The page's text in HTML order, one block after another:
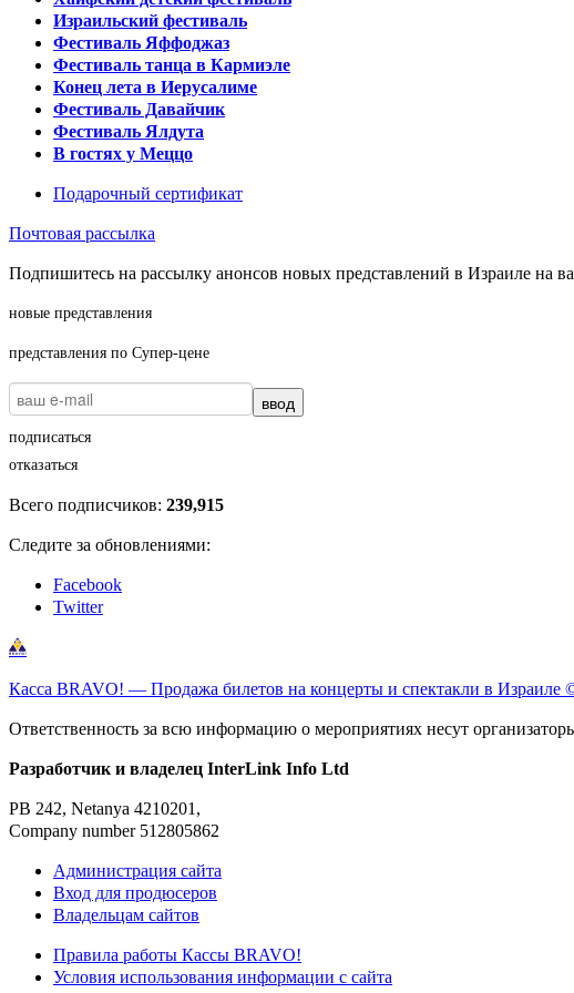
Израильский фестиваль
Фестиваль Яффоджаз
Фестиваль танца в Кармиэле
Конец лета в Иерусалиме
Фестиваль Давайчик
Фестиваль Ялдута
В гостях у Меццо
Подарочный сертификат
Почтовая рассылка
Подпишитесь на рассылку анонсов новых представлений в Израиле на
новые представления
представления по Супер-цене
ввод
подписаться
отказаться
Всего подписчиков: 239,915
Следите за обновлениями:
Facebook
Twitter
Касса BRAVO! — Продажа билетов на концерты и спектакли в Израиле
Ответственность за всю информацию о мероприятиях несут
Разработчик и владелец InterLink Info Ltd
PB 242, Netanya 4210201,
Company number 512805862
Администрация сайта
Вход для продюсеров
Владельцам сайтов
Правила работы Кассы BRAVO!
Условия использования информации с сайта